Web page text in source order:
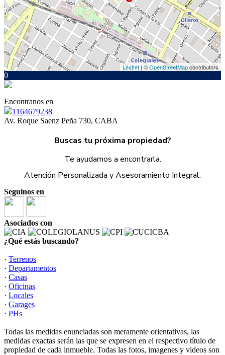
Leaflet | ©OpenStreetMapcontributors
0
Encontranos en
1164679238
Av. Roque Saenz Peña 730, CABA
Buscas tu próxima propiedad?
Te ayudamos a encontrarla.
Atención Personalizada y Asesoramiento Integral.
Seguinos en
Asociados con
¿Qué estás buscando?
· Terrenos
· Departamentos
· Casas
· Oficinas
· Locales
· Garages
· PHs
Todas las medidas enunciadas son meramente orientativas, las
medidas exactas serán las que se expresen en el respectivo título de
propiedad de cada inmueble. Todas las fotos, imagenes y videos son